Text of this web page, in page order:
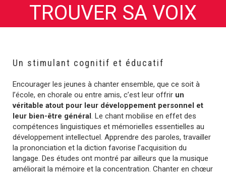
TROUVER SA VOIX
Un stimulant cognitif et éducatif
Encourager les jeunes à chanter ensemble, que ce soit à
l’école, en chorale ou entre amis, c’est leur offrir un
véritable atout pour leur développement personnel et
leur bien-être général. Le chant mobilise en effet des
compétences linguistiques et mémorielles essentielles au
développement intellectuel. Apprendre des paroles, travailler
la prononciation et la diction favorise l’acquisition du
langage. Des études ont montré par ailleurs que la musique
améliorait la mémoire et la concentration. Chanter en chœur